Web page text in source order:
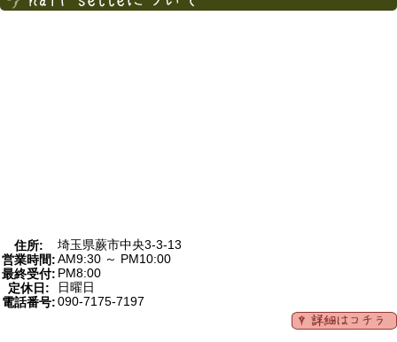
住所:
埼玉県蕨市中央3-3-13
営業時間:AM9:30 ～ PM10:00
最終受付: PM8:00
定休日:
日曜日
電話番号:090-7175-7197